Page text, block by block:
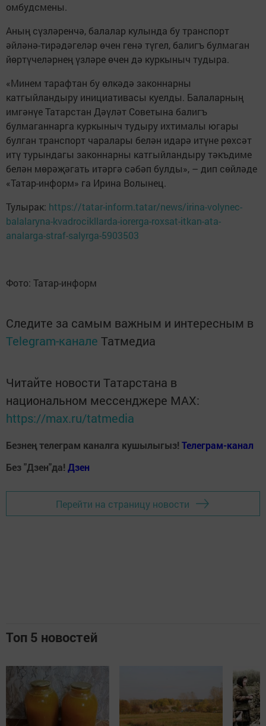
омбудсмены.
Аның сүзләренчә, балалар кулында бу транспорт
әйләнә-тирәдәгеләр өчен генә түгел, балигъ булмаган
йөртүчеләрнең үзләре өчен дә куркыныч тудыра.
«Минем тарафтан бу өлкәдә законнарны
катгыйландыру инициативасы куелды. Балаларның
имгәнүе Татарстан Дәүләт Советына балигъ
булмаганнарга куркыныч тудыру ихтималы югары
булган транспорт чаралары белән идарә итүне рөхсәт
итү турындагы законнарны катгыйландыру тәкъдиме
белән мөрәҗәгать итәргә сәбәп булды», – дип сөйләде
«Татар-информ» га Ирина Волынец.
Тулырак: https://tatar-inform.tatar/news/irina-volynec-
balalaryna-kvadrocikllarda-iorerga-roxsat-itkan-ata-
analarga-straf-salyrga-5903503
Фото: Татар-информ
Следите за самым важным и интересным в
Telegram-канале Татмедиа
Читайте новости Татарстана в
национальном мессенджере MАХ:
https://max.ru/tatmedia
Безнең телеграм каналга кушылыгыз! Телеграм-канал
Без "Дзен"да! Дзен
Перейти на страницу новости
Топ 5 новостей